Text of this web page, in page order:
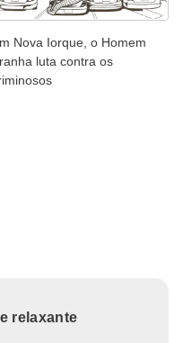
Nova Iorque, o Homem
luta contra os
relaxante